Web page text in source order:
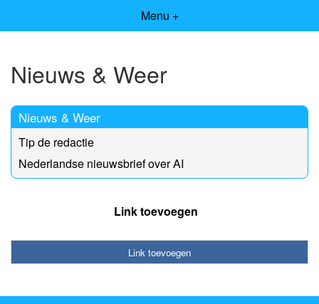
Menu +
Nieuws & Weer
Nieuws & Weer
Tip de redactie
Nederlandse nieuwsbrief over AI
Link toevoegen
Link toevoegen